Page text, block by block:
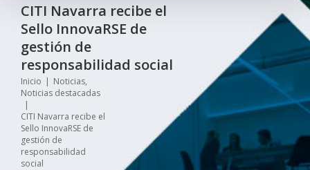
CITI Navarra recibe el
Sello InnovaRSE de
gestión de
responsabilidad social
Inicio | Noticias,
Noticias destacadas
|
CITI Navarra recibe el
Sello InnovaRSE de
gestión de
responsabilidad
social